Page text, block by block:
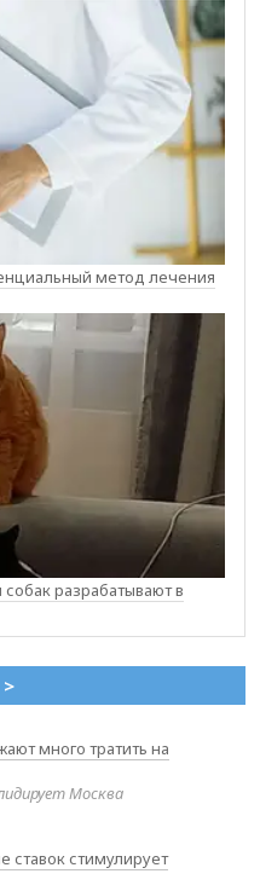
метод лечения
разрабатывают в
>
много тратить на
Москва
ставок стимулирует